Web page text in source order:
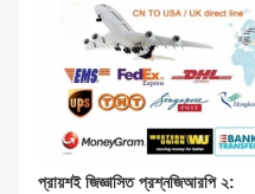
প্রায়শই জিজ্ঞাসিত প্রশ্নজিআরপি ২: